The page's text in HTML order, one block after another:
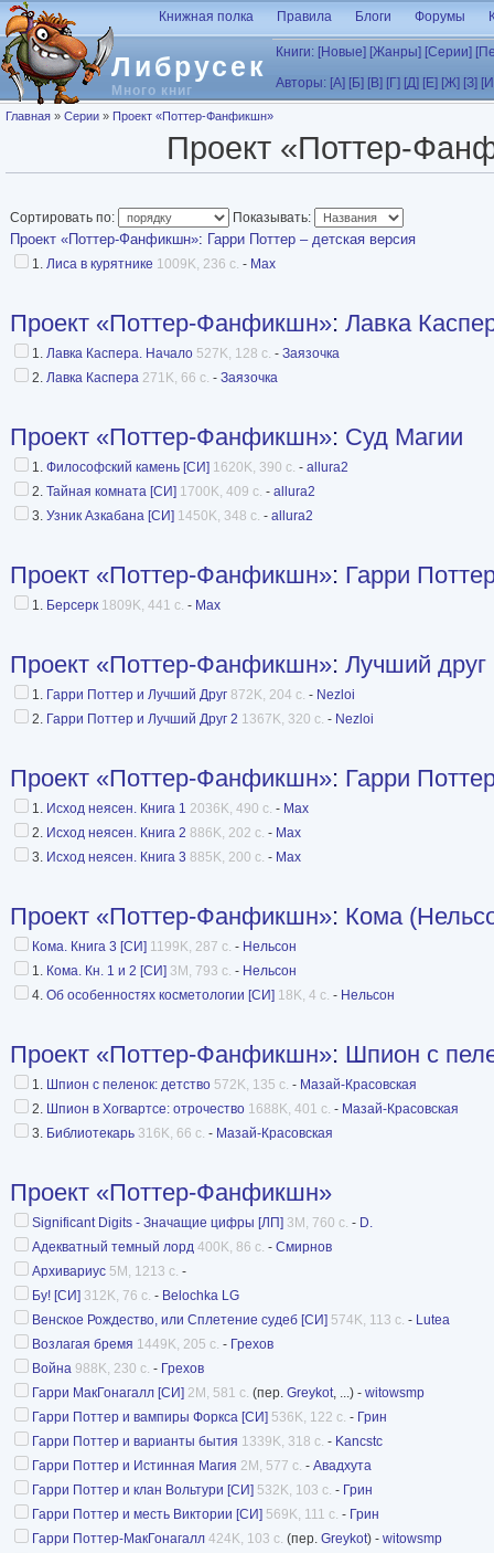
Перейти к основному содержанию
Либрусек
Много книг
Книжная полка Правила Блоги Форумы
Книги: [Новые] [Жанры] [Серии]
Авторы: [А] [Б] [В] [Г] [Д] [Е] [Ж] [З]
Вы здесь
Главная » Серии » Проект «Поттер-Фанфикшн»
Проект «Поттер-
Сортировать по: Показывать:
Проект «Поттер-Фанфикшн»: Гарри Поттер – детская версия
1. Лиса в курятнике 1009K, 236 с. - Мах
Проект «Поттер-Фанфикшн»: Лавка
1. Лавка Каспера. Начало 527K, 128 с. - Заязочка
2. Лавка Каспера 271K, 66 с. - Заязочка
Проект «Поттер-Фанфикшн»: Суд Магии
1. Философский камень [СИ] 1620K, 390 с. - allura2
2. Тайная комната [СИ] 1700K, 409 с. - allura2
3. Узник Азкабана [СИ] 1450K, 348 с. - allura2
Проект «Поттер-Фанфикшн»: Гарри
1. Берсерк 1809K, 441 с. - Мах
Проект «Поттер-Фанфикшн»: Лучший друг
1. Гарри Поттер и Лучший Друг 872K, 204 с. - Nezloi
2. Гарри Поттер и Лучший Друг 2 1367K, 320 с. - Nezloi
Проект «Поттер-Фанфикшн»: Гарри
1. Исход неясен. Книга 1 2036K, 490 с. - Мах
2. Исход неясен. Книга 2 886K, 202 с. - Мах
3. Исход неясен. Книга 3 885K, 200 с. - Мах
Проект «Поттер-Фанфикшн»: Кома
Кома. Книга 3 [СИ] 1199K, 287 с. - Нельсон
1. Кома. Кн. 1 и 2 [СИ] 3M, 793 с. - Нельсон
4. Об особенностях косметологии [СИ] 18K, 4 с. - Нельсон
Проект «Поттер-Фанфикшн»: Шпион с
1. Шпион с пеленок: детство 572K, 135 с. - Мазай-Красовская
2. Шпион в Хогвартсе: отрочество 1688K, 401 с. - Мазай-Красовская
3. Библиотекарь 316K, 66 с. - Мазай-Красовская
Проект «Поттер-Фанфикшн»
Significant Digits - Значащие цифры [ЛП] 3M, 760 с. - D.
Адекватный темный лорд 400K, 86 с. - Смирнов
Архивариус 5M, 1213 с. -
Бу! [СИ] 312K, 76 с. - Belochka LG
Венское Рождество, или Сплетение судеб [СИ] 574K, 113 с. - Lutea
Возлагая бремя 1449K, 205 с. - Грехов
Война 988K, 230 с. - Грехов
Гарри МакГонагалл [СИ] 2M, 581 с. (пер. Greykot, ...) - witowsmp
Гарри Поттер и вампиры Форкса [СИ] 536K, 122 с. - Грин
Гарри Поттер и варианты бытия 1339K, 318 с. - Kancstc
Гарри Поттер и Истинная Магия 2M, 577 с. - Авадхута
Гарри Поттер и клан Вольтури [СИ] 532K, 103 с. - Грин
Гарри Поттер и месть Виктории [СИ] 569K, 111 с. - Грин
Гарри Поттер-МакГонагалл 424K, 103 с. (пер. Greykot) - witowsmp